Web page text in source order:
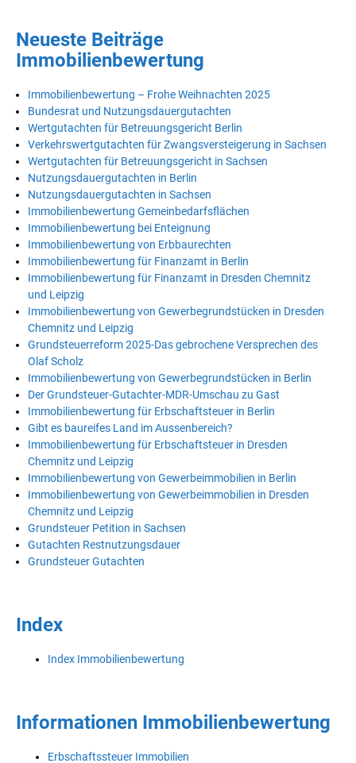
Neueste Beiträge
Immobilienbewertung
Immobilienbewertung – Frohe Weihnachten 2025
Bundesrat und Nutzungsdauergutachten
Wertgutachten für Betreuungsgericht Berlin
Verkehrswertgutachten für Zwangsversteigerung in Sachsen
Wertgutachten für Betreuungsgericht in Sachsen
Nutzungsdauergutachten in Berlin
Nutzungsdauergutachten in Sachsen
Immobilienbewertung Gemeinbedarfsflächen
Immobilienbewertung bei Enteignung
Immobilienbewertung von Erbbaurechten
Immobilienbewertung für Finanzamt in Berlin
Immobilienbewertung für Finanzamt in Dresden Chemnitz
und Leipzig
Immobilienbewertung von Gewerbegrundstücken in Dresden
Chemnitz und Leipzig
Grundsteuerreform 2025-Das gebrochene Versprechen des
Olaf Scholz
Immobilienbewertung von Gewerbegrundstücken in Berlin
Der Grundsteuer-Gutachter-MDR-Umschau zu Gast
Immobilienbewertung für Erbschaftsteuer in Berlin
Gibt es baureifes Land im Aussenbereich?
Immobilienbewertung für Erbschaftsteuer in Dresden
Chemnitz und Leipzig
Immobilienbewertung von Gewerbeimmobilien in Berlin
Immobilienbewertung von Gewerbeimmobilien in Dresden
Chemnitz und Leipzig
Grundsteuer Petition in Sachsen
Gutachten Restnutzungsdauer
Grundsteuer Gutachten
Index
Index Immobilienbewertung
Informationen Immobilienbewertung
Erbschaftssteuer Immobilien